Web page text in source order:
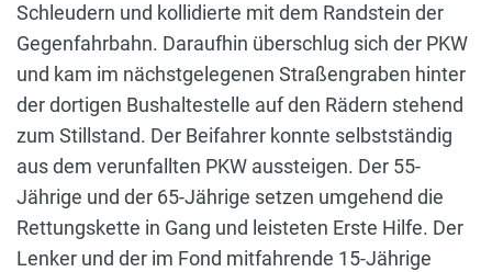
Schleudern und kollidierte mit dem Randstein der
Gegenfahrbahn. Daraufhin überschlug sich der PKW
und kam im nächstgelegenen Straßengraben hinter
der dortigen Bushaltestelle auf den Rädern stehend
zum Stillstand. Der Beifahrer konnte selbstständig
aus dem verunfallten PKW aussteigen. Der 55-
Jährige und der 65-Jährige setzen umgehend die
Rettungskette in Gang und leisteten Erste Hilfe. Der
Lenker und der im Fond mitfahrende 15-Jährige